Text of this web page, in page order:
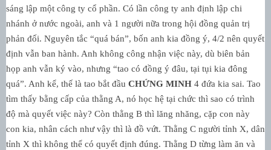
sáng lập một công ty cổ phần. Có lần công ty anh định lập chi
nhánh ở nước ngoài, anh và 1 người nữa trong hội đồng quản trị
phản đối. Nguyên tắc “quá bán”, bốn anh kia đồng ý, 4/2 nên quyết
định vẫn ban hành. Anh không công nhận việc này, dù biên bản
họp anh vẫn ký vào, nhưng “tao có đồng ý đâu, tại tụi kia đông
quá”. Anh kể, thế là tao bắt đầu CHỨNG MINH 4 đứa kia sai. Tao
tìm thấy bằng cấp của thằng A, nó học hệ tại chức thì sao có trình
độ mà quyết việc này? Còn thằng B thì lăng nhăng, cặp con này
con kia, nhân cách như vậy thì là đồ vứt. Thằng C người tỉnh X, dân
tỉnh X thì không thể có quyết định đúng. Thằng D từng làm ăn và